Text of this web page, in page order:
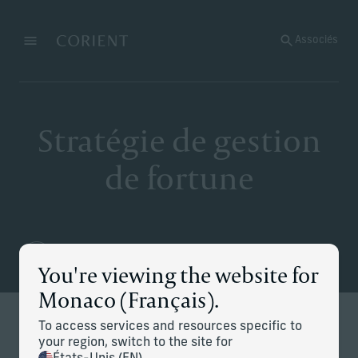
MenuRetour à la page d’accueil
You're viewing the website for
Monaco (Français).
To access services and resources specific to
your region, switch to the site for
Associés
Stratégie de gestion
de fortune